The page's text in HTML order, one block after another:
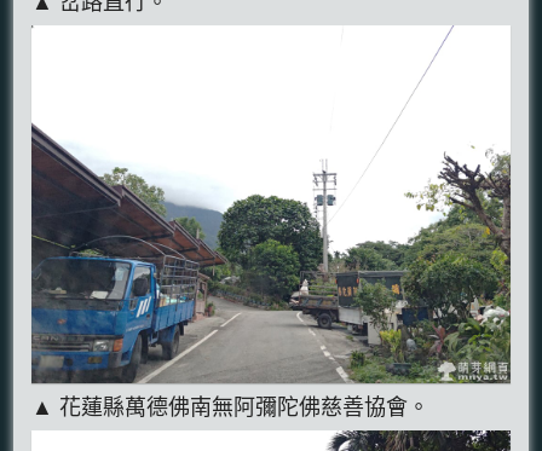
▲ 花蓮縣萬德佛南無阿彌陀佛慈善協會。